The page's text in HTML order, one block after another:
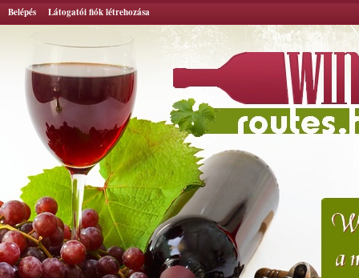
Belépés Látogatói fiók létrehozása